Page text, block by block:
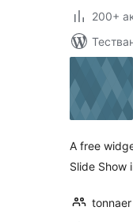
200+
A free
Slide Show
tonnaer